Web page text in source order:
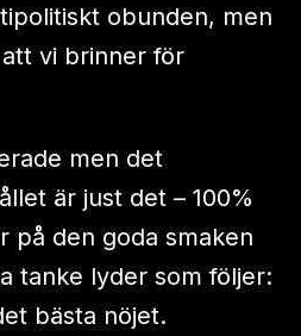
obunden, men
vi brinner för
men det
är just det – 100%
på den goda smaken
tanke lyder som följer:
bästa nöjet.